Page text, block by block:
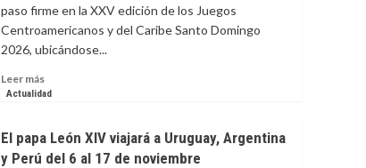
paso firme en la XXV edición de los Juegos
Centroamericanos y del Caribe Santo Domingo
2026, ubicándose...
Leer másLeer
más
se
afianza
Actualidad
El papa León XIV viajará a Uruguay, Argentina
y Perú del 6 al 17 de noviembre